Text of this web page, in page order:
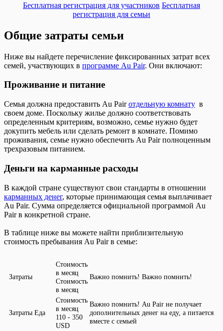
Бесплатная регистрация для участников Бесплатная
регистрация для семьи
Общие затраты семьи
Ниже вы найдете перечисление фиксированных затрат всех
семей, участвующих в программе Au Pair. Они включают:
Проживание и питание
Семья должна предоставить Au Pairотдельную комнату в
своем доме. Поскольку жилье должно соответствовать
определенным критериям, возможно, семье нужно будет
докупить мебель или сделать ремонт в комнате. Помимо
проживания, семье нужно обеспечить Au Pair полноценным
трехразовым питанием.
Деньги на карманные расходы
В каждой стране существуют свои стандарты в отношении
карманных денег, которые принимающая семья выплачивает
Au Pair. Сумма определяется официальной программой Au
Pair в конкретной стране.
В таблице ниже вы можете найти приблизительную
стоимость пребывания Au Pair в семье:
Стоимость
в месяц
Важно помнить!
Еда
110 - 350
USD
Au Pair не получает
дополнительных денег на еду, а питается
вместе с семьей